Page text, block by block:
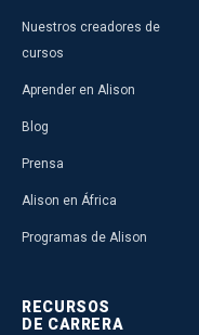
Nuestros creadores de
cursos
Aprender en Alison
Blog
Prensa
Alison en África
Programas de Alison
RECURSOS
DE CARRERA